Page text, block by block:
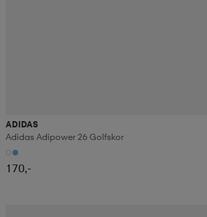
ADIDAS
Adidas Adipower 26 Golfskor
170,-